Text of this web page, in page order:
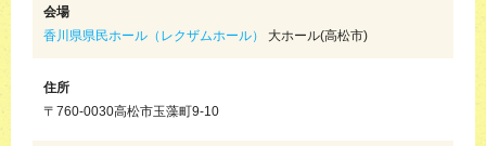
会場
香川県県民ホール（レクザムホール）
大ホール(高松市)
住所
〒760-0030高松市玉藻町9-10